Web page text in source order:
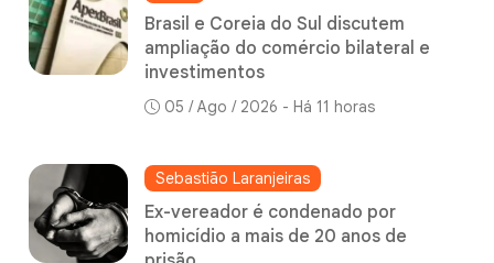
Brasil e Coreia do Sul discutem
ampliação do comércio bilateral e
investimentos
05 / Ago / 2026 - Há 11 horas
Sebastião Laranjeiras
Ex-vereador é condenado por
homicídio a mais de 20 anos de